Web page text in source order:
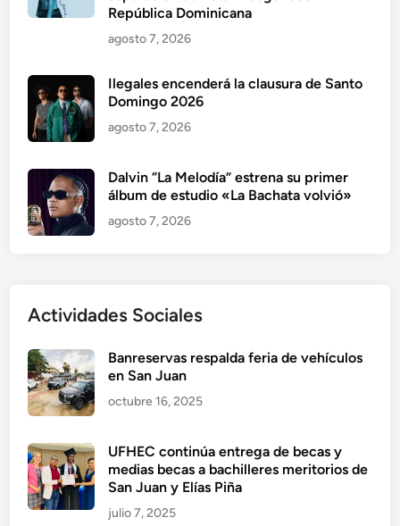
República Dominicana
agosto 7, 2026
Ilegales encenderá la clausura de Santo
Domingo 2026
agosto 7, 2026
Dalvin “La Melodía” estrena su primer
álbum de estudio «La Bachata volvió»
agosto 7, 2026
Actividades Sociales
Banreservas respalda feria de vehículos
en San Juan
octubre 16, 2025
UFHEC continúa entrega de becas y
medias becas a bachilleres meritorios de
San Juan y Elías Piña
julio 7, 2025